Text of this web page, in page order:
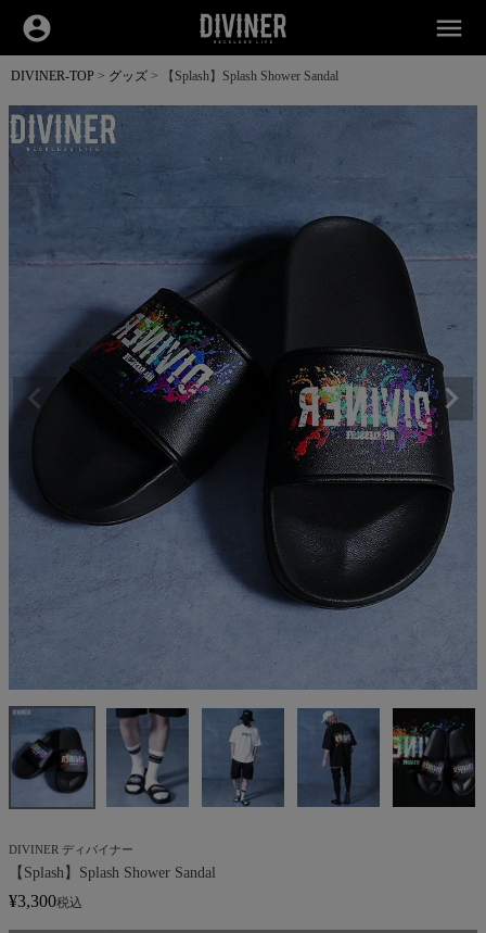
account_circle menu
DIVINER-TOP グッズ 【Splash】Splash Shower Sandal
DIVINER ディバイナー
【Splash】Splash Shower Sandal
¥3,300税込